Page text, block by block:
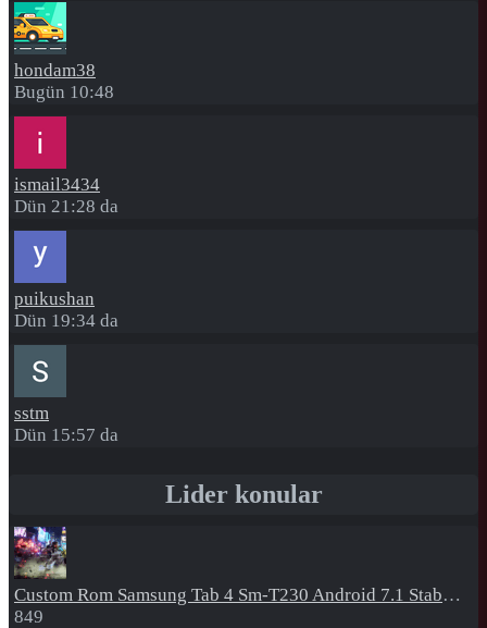
hondam38
Bugün 10:48
ismail3434
Dün 21:28 da
puikushan
Dün 19:34 da
sstm
Dün 15:57 da
Lider konular
Custom Rom Samsung Tab 4 Sm-T230 Android 7.1 Stabil Eba Destekli Yazılım
849